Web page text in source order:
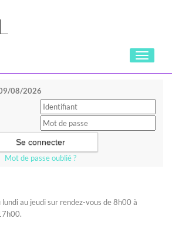
Toggle
08/2026
Mot de passe oublié ?
au jeudi sur rendez-vous de 8h00 à